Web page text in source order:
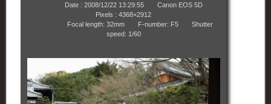
Date : 2008/12/22 13:29:55 Canon EOS 5D
Pixels : 4368×2912
Focal length: 32mm F-number: F5 Shutter
speed: 1/60